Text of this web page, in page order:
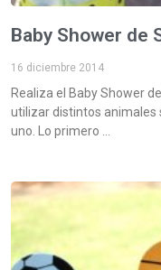
Baby Shower de
16 diciembre 2014
Realiza el Baby Shower
utilizar distintos animales
uno. Lo primero